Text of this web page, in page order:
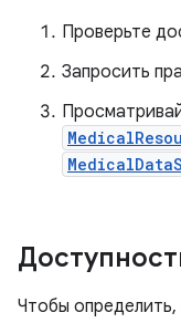
Проверьте
Запросить
Чтобы